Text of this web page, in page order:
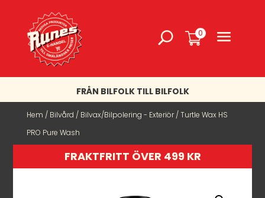
0
FRÅN BILFOLK TILL BILFOLK
Hem / Bilvård / Bilvax/Bilpolering - Exteriör/ Turtle Wax HS
PRO Pure Wash
FRAKTFRITT ÖVER 499 KR